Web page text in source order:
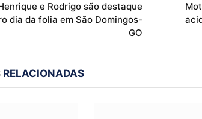
e Rodrigo são destaque
dia da folia em São Domingos-
GO
RELACIONADAS